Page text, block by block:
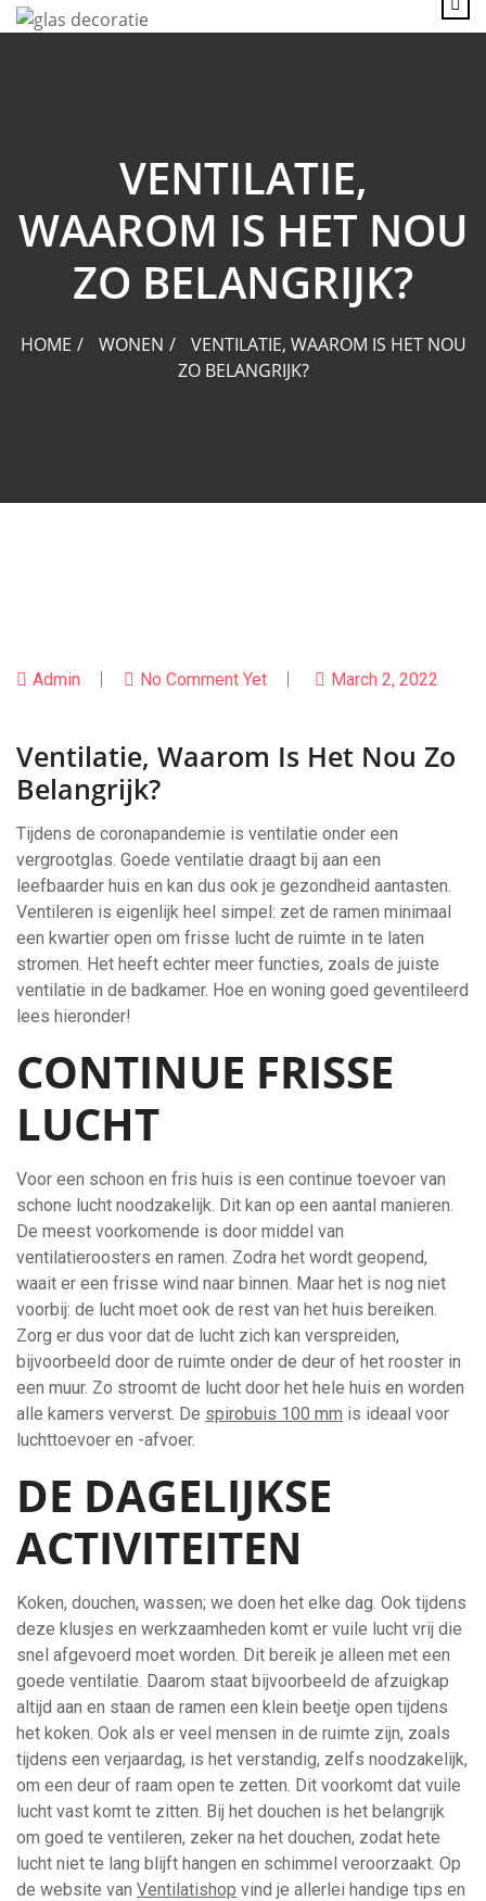
content
VENTILATIE,
WAAROM IS HET NOU
ZO BELANGRIJK?
HOME WONEN
VENTILATIE, WAAROM IS HET NOU
ZO BELANGRIJK?
Admin No Comment Yet March 2, 2022
Ventilatie, Waarom Is Het Nou Zo
Belangrijk?
Tijdens de coronapandemie is ventilatie onder een
vergrootglas. Goede ventilatie draagt ​​bij aan een
leefbaarder huis en kan dus ook je gezondheid aantasten.
Ventileren is eigenlijk heel simpel: zet de ramen minimaal
een kwartier open om frisse lucht de ruimte in te laten
stromen. Het heeft echter meer functies, zoals de juiste
ventilatie in de badkamer. Hoe en woning goed geventileerd
lees hieronder!
CONTINUE FRISSE
LUCHT
Voor een schoon en fris huis is een continue toevoer van
schone lucht noodzakelijk. Dit kan op een aantal manieren.
De meest voorkomende is door middel van
ventilatieroosters en ramen. Zodra het wordt geopend,
waait er een frisse wind naar binnen. Maar het is nog niet
voorbij: de lucht moet ook de rest van het huis bereiken.
Zorg er dus voor dat de lucht zich kan verspreiden,
bijvoorbeeld door de ruimte onder de deur of het rooster in
een muur. Zo stroomt de lucht door het hele huis en worden
alle kamers ververst. De spirobuis 100 mm is ideaal voor
luchttoevoer en -afvoer.
DE DAGELIJKSE
ACTIVITEITEN
Koken, douchen, wassen; we doen het elke dag. Ook tijdens
deze klusjes en werkzaamheden komt er vuile lucht vrij die
snel afgevoerd moet worden. Dit bereik je alleen met een
goede ventilatie. Daarom staat bijvoorbeeld de afzuigkap
altijd aan en staan ​​de ramen een klein beetje open tijdens
het koken. Ook als er veel mensen in de ruimte zijn, zoals
tijdens een verjaardag, is het verstandig, zelfs noodzakelijk,
om een ​​deur of raam open te zetten. Dit voorkomt dat vuile
lucht vast komt te zitten. Bij het douchen is het belangrijk
om goed te ventileren, zeker na het douchen, zodat hete
lucht niet te lang blijft hangen en schimmel veroorzaakt. Op
de website van Ventilatishop vind je allerlei handige tips en